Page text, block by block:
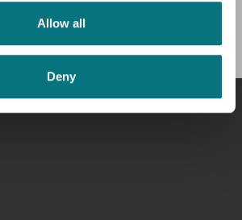
Allow all
Deny